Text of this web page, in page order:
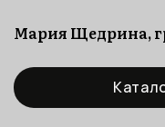
Мария Щедрина,